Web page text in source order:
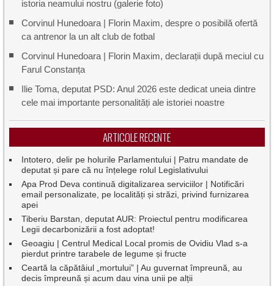
istoria neamului nostru (galerie foto)
Corvinul Hunedoara | Florin Maxim, despre o posibilă ofertă
ca antrenor la un alt club de fotbal
Corvinul Hunedoara | Florin Maxim, declarații după meciul cu
Farul Constanța
Ilie Toma, deputat PSD: Anul 2026 este dedicat uneia dintre
cele mai importante personalități ale istoriei noastre
ARTICOLE RECENTE
Intotero, delir pe holurile Parlamentului | Patru mandate de
deputat și pare că nu înțelege rolul Legislativului
Apa Prod Deva continuă digitalizarea serviciilor | Notificări
email personalizate, pe localități și străzi, privind furnizarea
apei
Tiberiu Barstan, deputat AUR: Proiectul pentru modificarea
Legii decarbonizării a fost adoptat!
Geoagiu | Centrul Medical Local promis de Ovidiu Vlad s-a
pierdut printre tarabele de legume și fructe
Ceartă la căpătâiul „mortului” | Au guvernat împreună, au
decis împreună și acum dau vina unii pe alții